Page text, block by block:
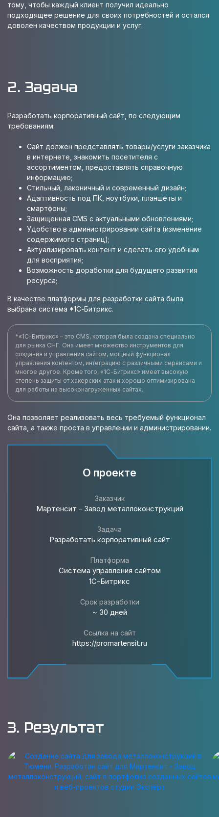
тому, чтобы каждый клиент получил идеально
подходящее решение для своих потребностей и остался
доволен качеством продукции и услуг.
2. Задача
Разработать корпоративный сайт, по следующим
требованиям:
Сайт должен представлять товары/услуги заказчика
в интернете, знакомить посетителя с
ассортиментом, предоставлять справочную
информацию;
Стильный, лаконичный и современный дизайн;
Адаптивность под ПК, ноутбуки, планшеты и
смартфоны;
Защищенная CMS с актуальными обновлениями;
Удобство в администрировании сайта (изменение
содержимого страниц);
Актуализировать контент и сделать его удобным
для восприятия;
Возможность доработки для будущего развития
ресурса;
В качестве платформы для разработки сайта была
выбрана система *1С-Битрикс.
*«1С-Битрикс» – это CMS, которая была создана специально
для рынка СНГ. Она имеет множество инструментов для
создания и управления сайтом, мощный функционал
управления контентом, интеграцию с различными сервисами и
многое другое. Кроме того, «1С-Битрикс» имеет высокую
степень защиты от хакерских атак и хорошо оптимизирована
для работы на высоконагруженных сайтах.
Она позволяет реализовать весь требуемый функционал
сайта, а также проста в управлении и администрировании.
О проекте
Заказчик
Мартенсит - Завод металлоконструкций
Задача
Разработать корпоративный сайт
Платформа
Система управления сайтом
1С-Битрикс
Срок разработки
~ 30 дней
Ссылка на сайт
https://promartensit.ru
3. Результат